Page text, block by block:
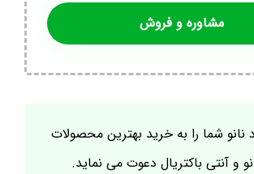
مشاوره و فروش
نانو شما را به خرید بهترین محصولات
و آنتی باکتریال دعوت می نماید.